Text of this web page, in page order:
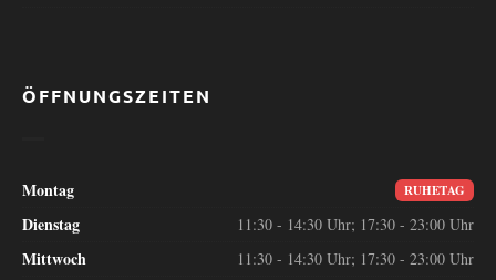
ÖFFNUNGSZEITEN
Montag RUHETAG
Dienstag 11:30 - 14:30 Uhr; 17:30 - 23:00 Uhr
Mittwoch 11:30 - 14:30 Uhr; 17:30 - 23:00 Uhr